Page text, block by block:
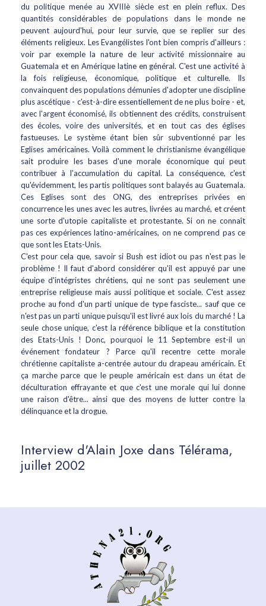
du politique menée au XVIIIè siècle est en plein reflux. Des
quantités considérables de populations dans le monde ne
peuvent aujourd'hui, pour leur survie, que se replier sur des
éléments religieux. Les Evangélistes l'ont bien compris d'ailleurs :
voir par exemple la nature de leur activité missionnaire au
Guatemala et en Amérique latine en général. C'est une activité à
la fois religieuse, économique, politique et culturelle. Ils
convainquent des populations démunies d'adopter une discipline
plus ascétique - c'est-à-dire essentiellement de ne plus boire - et,
avec l'argent économisé, ils obtiennent des crédits, construisent
des écoles, voire des universités, et en tout cas des églises
fastueuses. Le système étant bien sûr subventionné par les
Eglises américaines. Voilà comment le christianisme évangélique
sait produire les bases d'une morale économique qui peut
contribuer à l'accumulation du capital. La conséquence, c'est
qu'évidemment, les partis politiques sont balayés au Guatemala.
Ces Eglises sont des ONG, des entreprises privées en
concurrence les unes avec les autres, livrées au marché, et créent
une sorte d'utopie capitaliste et protestante. Si on ne connaît
pas ces expériences latino-américaines, on ne comprend pas ce
que sont les Etats-Unis.
C'est pour cela que, savoir si Bush est idiot ou pas n'est pas le
problème ! Il faut d'abord considérer qu'il est appuyé par une
équipe d'intégristes chrétiens, qui ne sont pas seulement une
entreprise religieuse mais aussi politique et sociale. C'est assez
proche au fond d'un parti unique de type fasciste... sauf que ce
n'est pas un parti unique puisqu'il est livré aux lois du marché ! La
seule chose unique, c'est la référence biblique et la constitution
des Etats-Unis ! Donc, pourquoi le 11 Septembre est-il un
événement fondateur ? Parce qu'il recentre cette morale
chrétienne capitaliste a-centrée autour du drapeau américain. Et
ça marche parce que le peuple américain est dans un état de
déculturation effrayante et que c'est une morale qui lui donne
une raison d'être... ainsi que des moyens de lutter contre la
délinquance et la drogue.
Interview d'Alain Joxe dans Télérama,
juillet 2002